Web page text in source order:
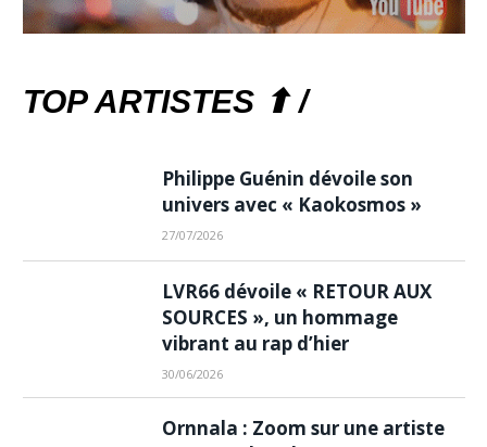
TOP ARTISTES ⬆ /
Philippe Guénin dévoile son
univers avec « Kaokosmos »
27/07/2026
LVR66 dévoile « RETOUR AUX
SOURCES », un hommage
vibrant au rap d’hier
30/06/2026
Ornnala : Zoom sur une artiste